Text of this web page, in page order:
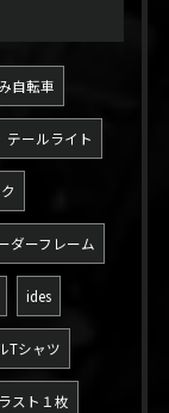
自転車
テールライト
ダーフレーム
ides
Tシャツ
ラスト１枚